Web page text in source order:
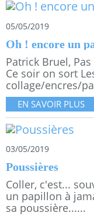
05/05/2019
Oh ! encore un
Patrick Bruel,
Ce soir on sort
collage/encres/
EN SAVOIR PLUS
03/05/2019
Poussières
Coller, c'est...
un papillon à
sa poussière......